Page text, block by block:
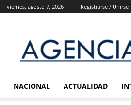
viernes, agosto 7, 2026 Registrarse / Unirse
6
Noticias
NACIONAL ACTUALIDAD